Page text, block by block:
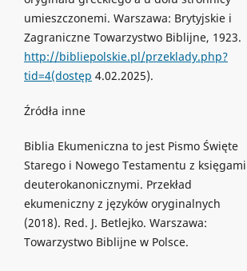
umieszczonemi. Warszawa: Brytyjskie i
Zagraniczne Towarzystwo Biblijne, 1923.
http://bibliepolskie.pl/przeklady.php?
tid=4(dostęp 4.02.2025).
Źródła inne
Biblia Ekumeniczna to jest Pismo Święte
Starego i Nowego Testamentu z księgami
deuterokanonicznymi. Przekład
ekumeniczny z języków oryginalnych
(2018). Red. J. Betlejko. Warszawa:
Towarzystwo Biblijne w Polsce.